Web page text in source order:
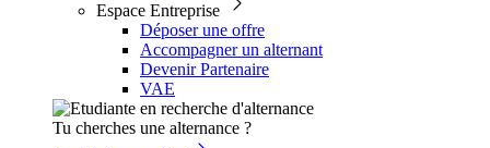
Espace Entreprise
Déposer une offre
Accompagner un alternant
Devenir Partenaire
VAE
Tu cherches une alternance ?